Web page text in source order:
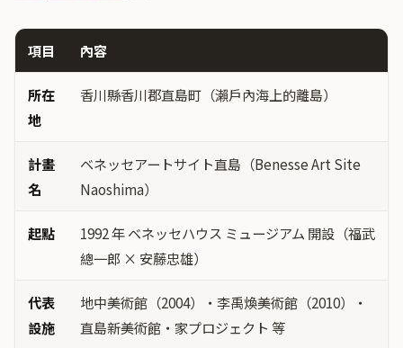
項目 內容
所在
地
香川縣香川郡直島町（瀨戶內海上的離島）
計畫
名
ベネッセアートサイト直島（Benesse Art Site
Naoshima）
起點
1992 年 ベネッセハウス ミュージアム 開設（福武
總一郎 × 安藤忠雄）
代表
設施
地中美術館（2004）・李禹煥美術館（2010）・
直島新美術館・家プロジェクト 等